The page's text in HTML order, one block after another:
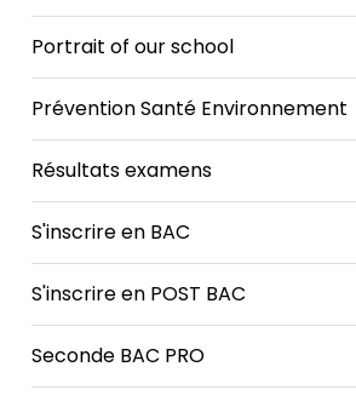
Portrait of our school
Prévention Santé Environnement
Résultats examens
S'inscrire en BAC
S'inscrire en POST BAC
Seconde BAC PRO